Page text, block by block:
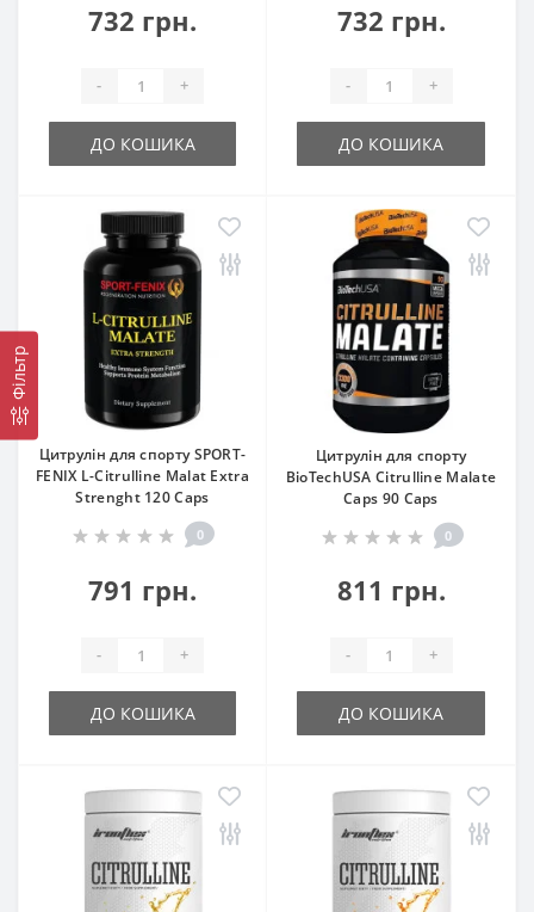
Фільтр
732 грн.
- +
ДО КОШИКА
732 грн.
- +
ДО КОШИКА
Цитрулін для спорту SPORT-
FENIX L-Citrulline Malat Extra
Strenght 120 Caps
0
791 грн.
- +
ДО КОШИКА
Цитрулін для спорту
BioTechUSA Citrulline Malate
Caps 90 Caps
0
811 грн.
- +
ДО КОШИКА